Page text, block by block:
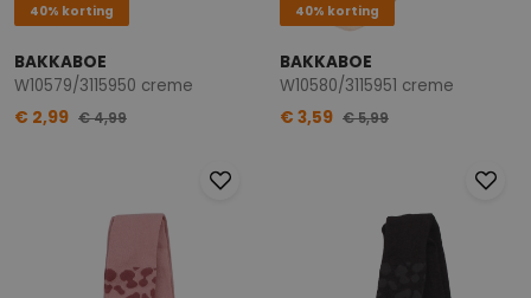
40% korting
BAKKABOE
W10579/3115950 creme
€ 2,99 € 4,99
40% korting
BAKKABOE
W10580/3115951 creme
€ 3,59 € 5,99